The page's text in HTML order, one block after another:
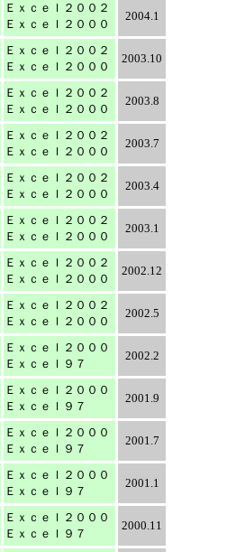
Ｅｘｃｅｌ２００２
Ｅｘｃｅｌ２０００
2004.1
Ｅｘｃｅｌ２００２
Ｅｘｃｅｌ２０００
2003.10
Ｅｘｃｅｌ２００２
Ｅｘｃｅｌ２０００
2003.8
Ｅｘｃｅｌ２００２
Ｅｘｃｅｌ２０００
2003.7
Ｅｘｃｅｌ２００２
Ｅｘｃｅｌ２０００
2003.4
Ｅｘｃｅｌ２００２
Ｅｘｃｅｌ２０００
2003.1
Ｅｘｃｅｌ２００２
Ｅｘｃｅｌ２０００
2002.12
Ｅｘｃｅｌ２００２
Ｅｘｃｅｌ２０００
2002.5
Ｅｘｃｅｌ２０００
Ｅｘｃｅｌ９７
2002.2
Ｅｘｃｅｌ２０００
Ｅｘｃｅｌ９７
2001.9
Ｅｘｃｅｌ２０００
Ｅｘｃｅｌ９７
2001.7
Ｅｘｃｅｌ２０００
Ｅｘｃｅｌ９７
2001.1
Ｅｘｃｅｌ２０００
Ｅｘｃｅｌ９７
2000.11